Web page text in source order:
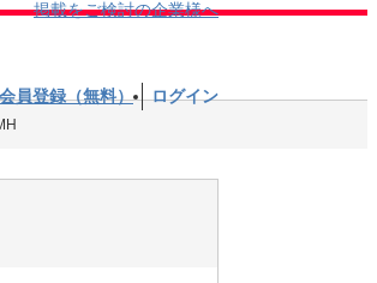
掲載をご検討の企業様へ
会員登録（無料） ログイン